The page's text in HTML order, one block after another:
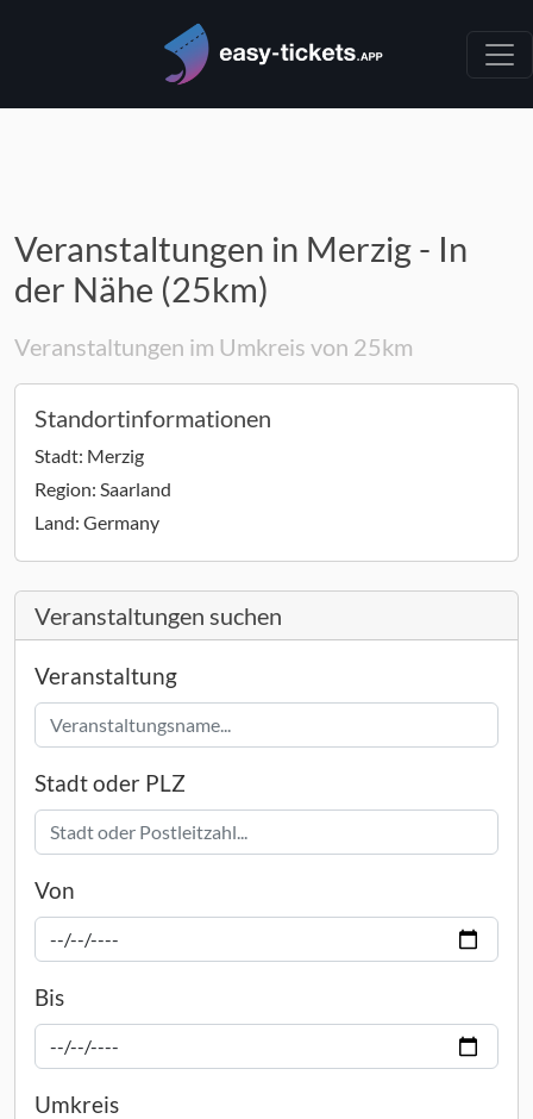
Veranstaltungen in Merzig - In
der Nähe (25km)
Veranstaltungen im Umkreis von 25km
Standortinformationen
Stadt: Merzig
Region: Saarland
Land: Germany
Veranstaltungen suchen
Veranstaltung
Stadt oder PLZ
Von
Bis
Umkreis